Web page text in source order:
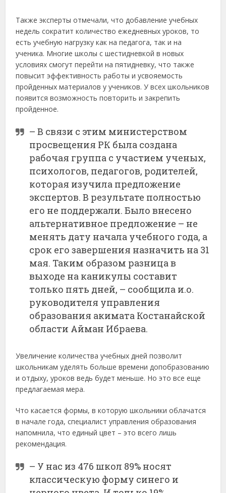
Также эксперты отмечали, что добавление учебных
недель сократит количество ежедневных уроков, то
есть учебную нагрузку как на педагога, так и на
ученика. Многие школы с шестидневкой в новых
условиях смогут перейти на пятидневку, что также
повысит эффективность работы и усвояемость
пройденных материалов у учеников. У всех школьников
появится возможность повторить и закрепить
пройденное.
– В связи с этим министерством
просвещения РК была создана
рабочая группа с участием ученых,
психологов, педагогов, родителей,
которая изучила предложение
экспертов. В результате полностью
его не поддержали. Было внесено
альтернативное предложение – не
менять дату начала учебного года, а
срок его завершения назначить на 31
мая. Таким образом разница в
выходе на каникулы составит
только пять дней, – сообщила и.о.
руководителя управления
образования акимата Костанайской
области Айман Ибраева.
Увеличение количества учебных дней позволит
школьникам уделять больше времени допобразованию
и отдыху, уроков ведь будет меньше. Но это все еще
предлагаемая мера.
Что касается формы, в которую школьники облачатся
в начале года, специалист управления образования
напомнила, что единый цвет – это всего лишь
рекомендация.
– У нас из 476 школ 89% носят
классическую форму синего и